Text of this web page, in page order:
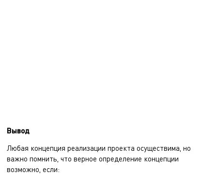
Вывод
Любая концепция реализации проекта осуществима, но
важно помнить, что верное определение концепции
возможно, если: